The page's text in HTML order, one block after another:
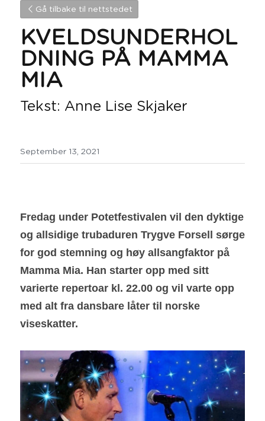
Gå tilbake til nettstedet
KVELDSUNDERHOL
DNING PÅ MAMMA
MIA
Tekst: Anne Lise Skjaker
September 13, 2021
Fredag under Potetfestivalen vil den dyktige
og allsidige trubaduren Trygve Forsell sørge
for god stemning og høy allsangfaktor på
Mamma Mia. Han starter opp med sitt
varierte repertoar kl. 22.00 og vil varte opp
med alt fra dansbare låter til norske
viseskatter.